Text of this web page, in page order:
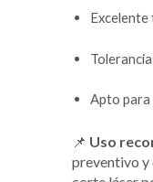
Apto para
📌 Uso
preventivo y